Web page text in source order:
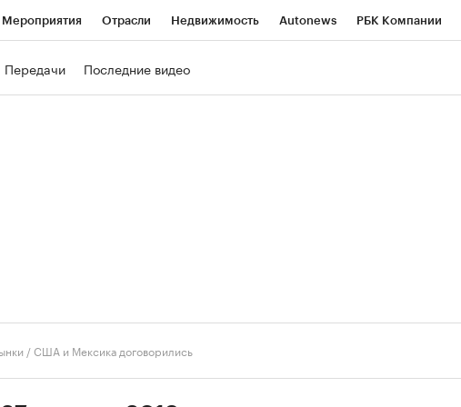
Мероприятия Отрасли Недвижимость Autonews РБК Компании
Передачи Последние видео
/США и Мексика договорились